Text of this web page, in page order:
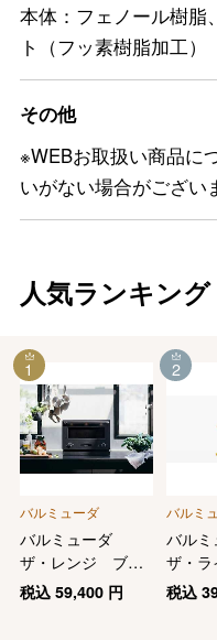
本体：フェノール樹脂
ト（フッ素樹脂加工）
その他
※WEBお取扱い商品に
いがない場合がござい
人気ランキング
バルミューダ
バルミューダ
ザ・レンジ ブラ
ック
税込 59,400円
1
バルミ
バル
ザ・
ック
税込
2